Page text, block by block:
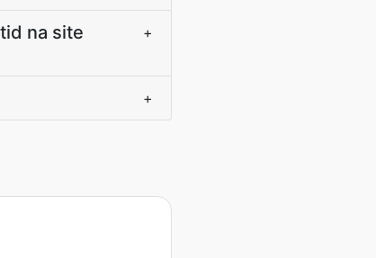
na site
+
+